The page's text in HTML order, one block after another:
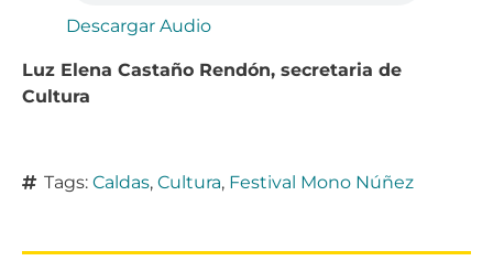
Descargar Audio
Luz Elena Castaño Rendón, secretaria de
Cultura
Tags: Caldas, Cultura, Festival Mono Núñez